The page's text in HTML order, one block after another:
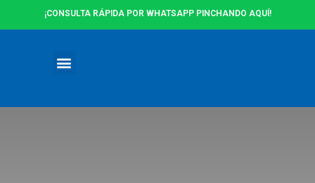
¡CONSULTA RÁPIDA POR WHATSAPP PINCHANDO AQUÍ!